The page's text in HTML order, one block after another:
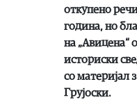
откупено
година, но
на „Авицена“
историски
со материјал
Грујоски.